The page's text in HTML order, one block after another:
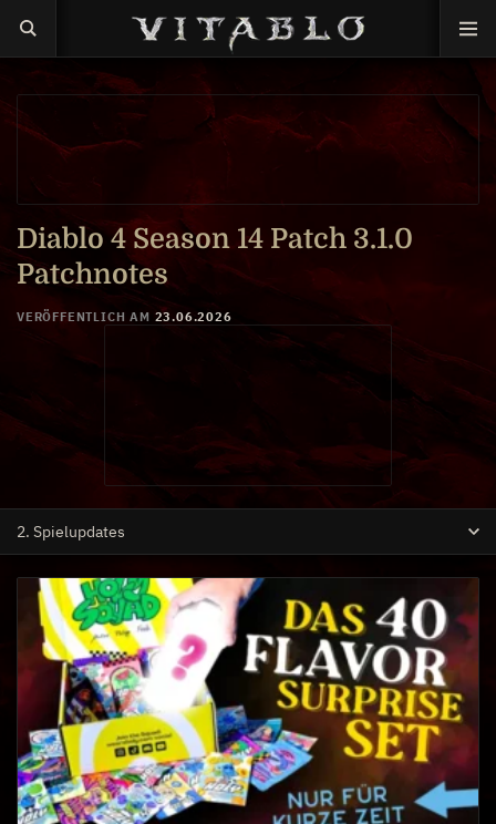
Diablo 4 Season 14 Patch 3.1.0
Patchnotes
VERÖFFENTLICH AM 23.06.2026
2. Spielupdates